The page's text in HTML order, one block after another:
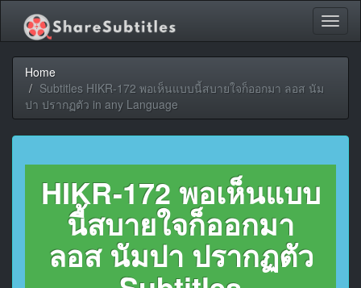
Home
Subtitles HIKR-172 พอเห็นแบบนี้สบายใจก็ออกมา ลอส นัม
ปา ปรากฏตัว in any Language
HIKR-172 พอเห็นแบบ
นี้สบายใจก็ออกมา
ลอส นัมปา ปรากฏตัว